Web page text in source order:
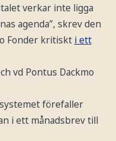
verkar inte ligga
agenda”, skrev den
Fonder kritiskt i ett
vd Pontus Dackmo
förefaller
i ett månadsbrev till